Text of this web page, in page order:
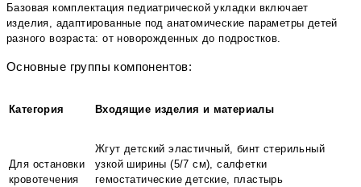
Базовая комплектация педиатрической укладки включает
изделия, адаптированные под анатомические параметры детей
разного возраста: от новорожденных до подростков.
Основные группы компонентов:
Категория Входящие изделия и материалы
Для остановки
кровотечения
Жгут детский эластичный, бинт стерильный
узкой ширины (5/7 см), салфетки
гемостатические детские, пластырь